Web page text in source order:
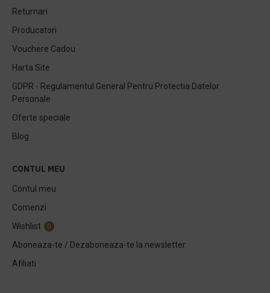
Returnari
Producatori
Vouchere Cadou
Harta Site
GDPR - Regulamentul General Pentru Protectia Datelor
Personale
Oferte speciale
Blog
CONTUL MEU
Contul meu
Comenzi
Wishlist
0
Aboneaza-te / Dezaboneaza-te la newsletter
Afiliati